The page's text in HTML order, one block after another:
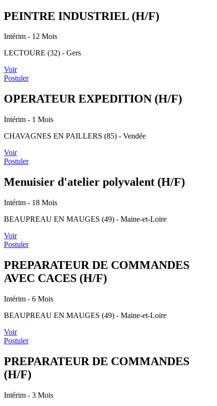
PEINTRE INDUSTRIEL (H/F)
Intérim - 12 Mois
LECTOURE (32) - Gers
Voir
Postuler
OPERATEUR EXPEDITION (H/F)
Intérim - 1 Mois
CHAVAGNES EN PAILLERS (85) - Vendée
Voir
Postuler
Menuisier d'atelier polyvalent (H/F)
Intérim - 18 Mois
BEAUPREAU EN MAUGES (49) - Maine-et-Loire
Voir
Postuler
PREPARATEUR DE COMMANDES
AVEC CACES (H/F)
Intérim - 6 Mois
BEAUPREAU EN MAUGES (49) - Maine-et-Loire
Voir
Postuler
PREPARATEUR DE COMMANDES
(H/F)
Intérim - 3 Mois